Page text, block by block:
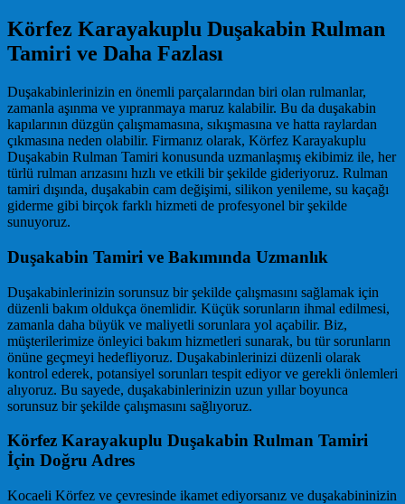
Körfez Karayakuplu Duşakabin Rulman
Tamiri ve Daha Fazlası
Duşakabinlerinizin en önemli parçalarından biri olan rulmanlar,
zamanla aşınma ve yıpranmaya maruz kalabilir. Bu da duşakabin
kapılarının düzgün çalışmamasına, sıkışmasına ve hatta raylardan
çıkmasına neden olabilir. Firmanız olarak, Körfez Karayakuplu
Duşakabin Rulman Tamiri konusunda uzmanlaşmış ekibimiz ile, her
türlü rulman arızasını hızlı ve etkili bir şekilde gideriyoruz. Rulman
tamiri dışında, duşakabin cam değişimi, silikon yenileme, su kaçağı
giderme gibi birçok farklı hizmeti de profesyonel bir şekilde
sunuyoruz.
Duşakabin Tamiri ve Bakımında Uzmanlık
Duşakabinlerinizin sorunsuz bir şekilde çalışmasını sağlamak için
düzenli bakım oldukça önemlidir. Küçük sorunların ihmal edilmesi,
zamanla daha büyük ve maliyetli sorunlara yol açabilir. Biz,
müşterilerimize önleyici bakım hizmetleri sunarak, bu tür sorunların
önüne geçmeyi hedefliyoruz. Duşakabinlerinizi düzenli olarak
kontrol ederek, potansiyel sorunları tespit ediyor ve gerekli önlemleri
alıyoruz. Bu sayede, duşakabinlerinizin uzun yıllar boyunca
sorunsuz bir şekilde çalışmasını sağlıyoruz.
Körfez Karayakuplu Duşakabin Rulman Tamiri
İçin Doğru Adres
Kocaeli Körfez ve çevresinde ikamet ediyorsanız ve duşakabininizin